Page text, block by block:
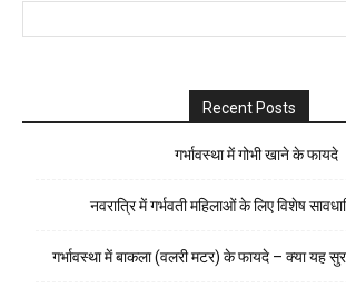
Recent Posts
गर्भावस्था में गोभी खाने के फायदे
नवरात्रि में गर्भवती महिलाओं के लिए विशेष
गर्भावस्था में बाकला (वलरी मटर) के फायदे – क्या यह